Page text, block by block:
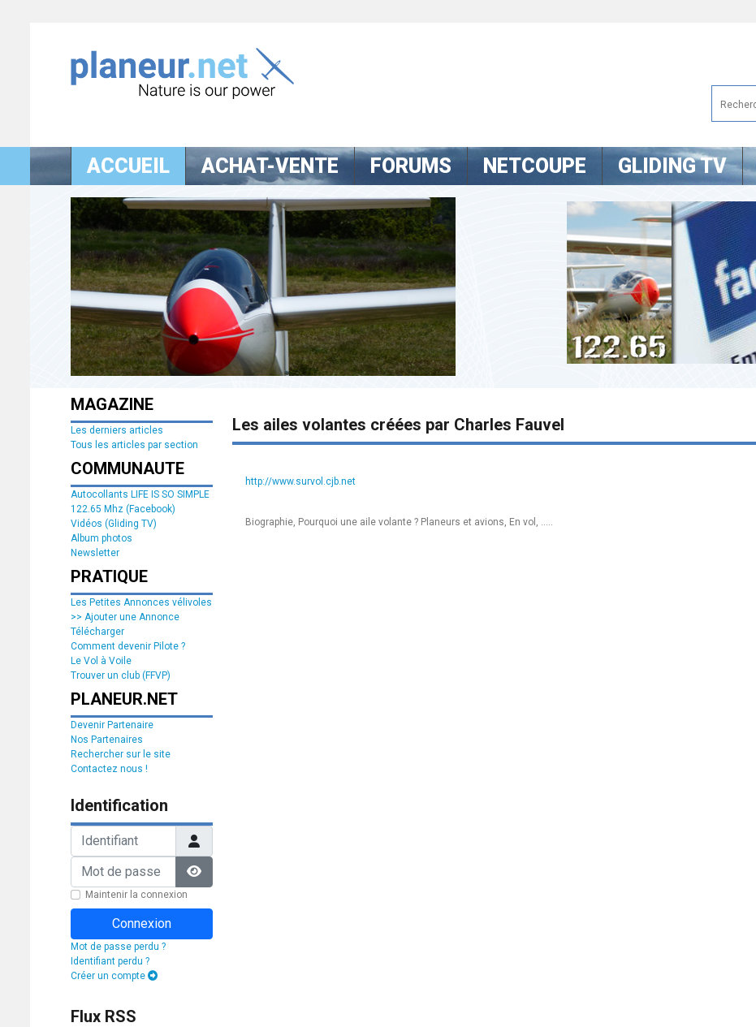
ACCUEIL ACHAT-VENTE FORUMS NETCOUPE GLIDING TV
MAGAZINE
Les derniers articles
Tous les articles par section
COMMUNAUTE
Autocollants LIFE IS SO SIMPLE
122.65 Mhz (Facebook)
Vidéos (Gliding TV)
Album photos
Newsletter
PRATIQUE
Les Petites Annonces vélivoles
>> Ajouter une Annonce
Télécharger
Comment devenir Pilote ?
Le Vol à Voile
Trouver un club (FFVP)
PLANEUR.NET
Devenir Partenaire
Nos Partenaires
Rechercher sur le site
Contactez nous !
Identification
Identifiant
Mot de passe
Afficher le mot de passe
Maintenir la connexion
Connexion
Mot de passe perdu ?
Identifiant perdu ?
Créer un compte
Flux RSS
Les ailes volantes créées par Charles Fauvel
http://www.survol.cjb.net
Biographie, Pourquoi une aile volante ? Planeurs et avions, En vol, .....